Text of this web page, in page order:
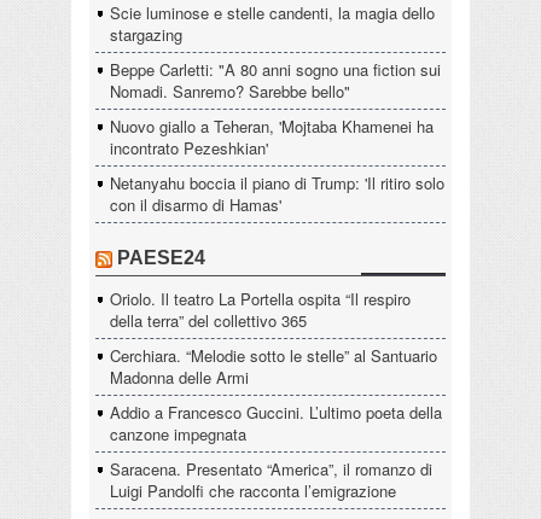
Scie luminose e stelle candenti, la magia dello
stargazing
Beppe Carletti: "A 80 anni sogno una fiction sui
Nomadi. Sanremo? Sarebbe bello"
Nuovo giallo a Teheran, 'Mojtaba Khamenei ha
incontrato Pezeshkian'
Netanyahu boccia il piano di Trump: 'Il ritiro solo
con il disarmo di Hamas'
PAESE24
Oriolo. Il teatro La Portella ospita “Il respiro
della terra” del collettivo 365
Cerchiara. “Melodie sotto le stelle” al Santuario
Madonna delle Armi
Addio a Francesco Guccini. L’ultimo poeta della
canzone impegnata
Saracena. Presentato “America”, il romanzo di
Luigi Pandolfi che racconta l’emigrazione